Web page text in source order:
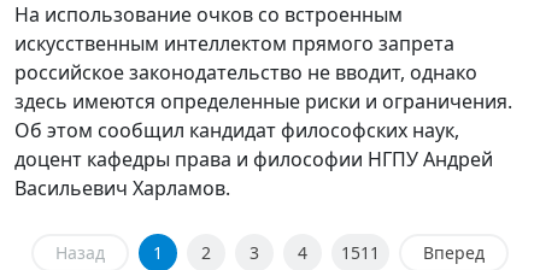
На использование очков со встроенным
искусственным интеллектом прямого запрета
российское законодательство не вводит, однако
здесь имеются определенные риски и ограничения.
Об этом сообщил кандидат философских наук,
доцент кафедры права и философии НГПУ Андрей
Васильевич Харламов.
Назад 1 2 3 4 1511 Вперед